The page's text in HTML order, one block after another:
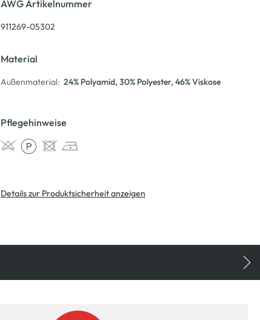
AWG Artikelnummer
911269-05302
Material
Außenmaterial: 24% Polyamid, 30% Polyester, 46% Viskose
Pflegehinweise
Details zur Produktsicherheit anzeigen